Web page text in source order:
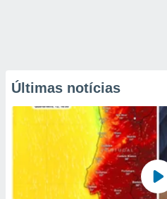
Últimas notícias